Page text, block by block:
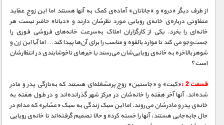
طبیعت
علم و فناوری
فرهنگ / هنر
کیهان / نجوم
ماورایی
مسابقات / ورزشی
از طرف دیگر «درو» و «جاناتان» آماده‌ی کمک به آنها هستند اما این زوج عقاید
متفاوتی درباره‌ی خانه‌ی رویایی مورد نظرشان دارند و «دیانا» حاضر نیست هر
خانه‌ای را بخرد. یکی از کارگزاران املاک به‌سرعت خانه‌های فروشی فوری را
جست‌و‌جو می کند تا موارد بالقوه و مناسب را برای آن‌ها پیدا کند… اما آیا این زن و
شوهر بالاخره به خانه‌ی رویایی‌شان می‌رسند یا خبرهای ناخوشایندی در انتظارشان
است؟
قسمت 2 :
«کیت» و «جاستین» زوج پرمشغله‌ای هستند که به‌تازگی پدر و مادر
شده‌اند. آنها آخر هفته را خانه‌شان در مرکز شهر گذرانده‌اند و در طول هفته به
خانه‌ی پدر و مادرشان می‌روند. اما این سبک زندگی به سبک «عشایر» که مدام در
حال جابه‌جایی هستند، آنها را خسته کرده و حالا تصمیم گرفته‌اند تا خانه‌ی رویایی